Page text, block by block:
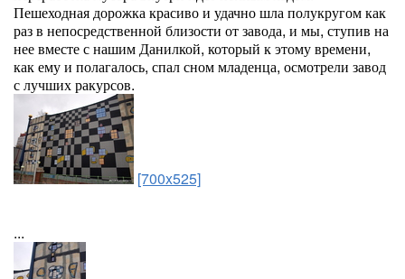
Пешеходная дорожка красиво и удачно шла полукругом как
раз в непосредственной близости от завода, и мы, ступив на
нее вместе с нашим Данилкой, который к этому времени,
как ему и полагалось, спал сном младенца, осмотрели завод
с лучших ракурсов.
[700x525]
...